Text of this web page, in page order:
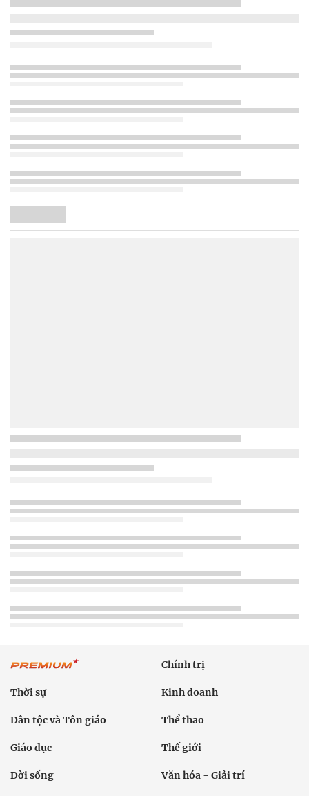
Chính trị
Thời sự Kinh doanh
Dân tộc và Tôn giáo Thể thao
Giáo dục Thế giới
Đời sống Văn hóa - Giải trí